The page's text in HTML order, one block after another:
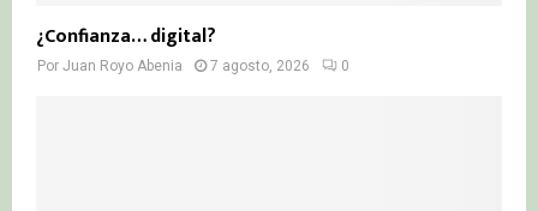
¿Confianza… digital?
Por Juan Royo Abenia 7 agosto, 2026 0